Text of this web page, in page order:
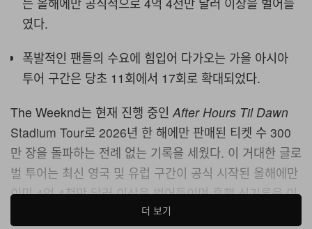
였다.
폭발적인 팬들의 수요에 힘입어 다가오는 가을 아시아
투어 구간은 당초 11회에서 17회로 확대되었다.
The Weeknd는 현재 진행 중인After Hours Til Dawn
Stadium Tour로 2026년 한 해에만 판매된 티켓 수 300
만 장을 돌파하는 전례 없는 기록을 세웠다. 이 거대한 글로
벌 투어는 최신 영국 및 유럽 구간이 공식 시작된 올해에만
이미 4억 4천만 달러 이상을 벌어들이며 흥행 신기록을 이
더 보기